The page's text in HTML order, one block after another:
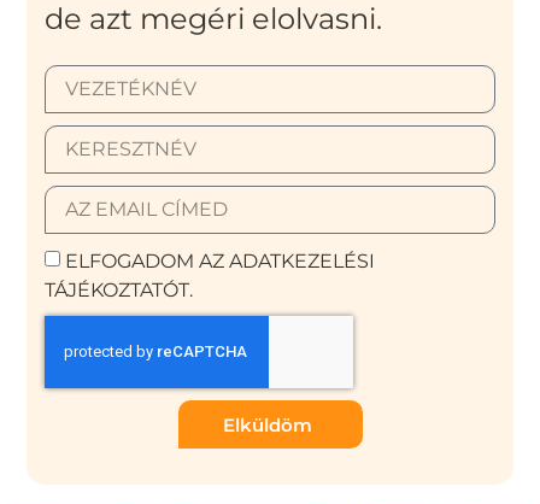
de azt megéri elolvasni.
ELFOGADOM AZ ADATKEZELÉSI
TÁJÉKOZTATÓT.
Elküldöm